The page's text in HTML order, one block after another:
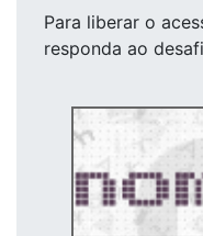
Para liberar o
responda ao